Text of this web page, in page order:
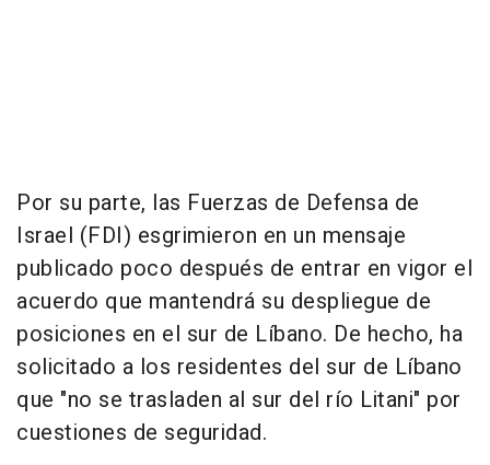
Por su parte, las Fuerzas de Defensa de
Israel (FDI) esgrimieron en un mensaje
publicado poco después de entrar en vigor el
acuerdo que mantendrá su despliegue de
posiciones en el sur de Líbano. De hecho, ha
solicitado a los residentes del sur de Líbano
que "no se trasladen al sur del río Litani" por
cuestiones de seguridad.